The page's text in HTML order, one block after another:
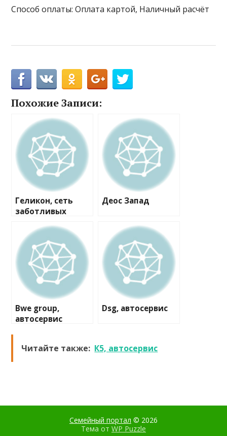
Способ оплаты: Оплата картой, Наличный расчёт
Похожие Записи:
Геликон, сеть
заботливых
Деос Запад
Bwe group,
автосервис
Dsg, автосервис
Читайте также: К5, автосервис
Семейный портал © 2026
Тема от WP Puzzle